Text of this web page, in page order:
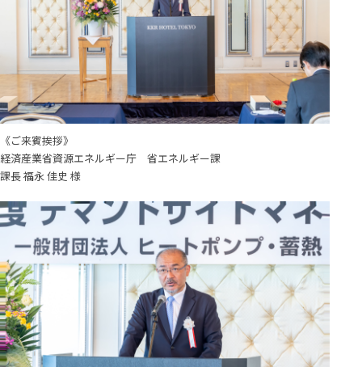
《ご来賓挨拶》
経済産業省資源エネルギー庁 省エネルギー課
課長 福永 佳史 様